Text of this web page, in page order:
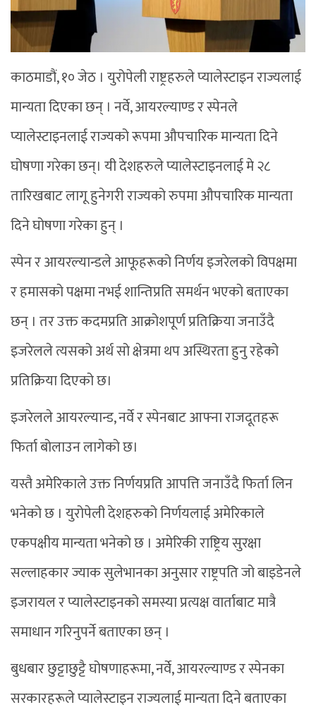
काठमाडौं, १० जेठ । युरोपेली राष्ट्रहरुले प्यालेस्टाइन राज्यलाई
मान्यता दिएका छन् । नर्वे, आयरल्याण्ड र स्पेनले
प्यालेस्टाइनलाई राज्यको रूपमा औपचारिक मान्यता दिने
घोषणा गरेका छन्। यी देशहरुले प्यालेस्टाइनलाई मे २८
तारिखबाट लागू हुनेगरी राज्यको रुपमा औपचारिक मान्यता
दिने घोषणा गरेका हुन् ।
स्पेन र आयरल्यान्डले आफूहरूको निर्णय इजरेलको विपक्षमा
र हमासको पक्षमा नभई शान्तिप्रति समर्थन भएको बताएका
छन् । तर उक्त कदमप्रति आक्रोशपूर्ण प्रतिक्रिया जनाउँदै
इजरेलले त्यसको अर्थ सो क्षेत्रमा थप अस्थिरता हुनु रहेको
प्रतिक्रिया दिएको छ।
इजरेलले आयरल्यान्ड, नर्वे र स्पेनबाट आफ्ना राजदूतहरू
फिर्ता बोलाउन लागेको छ।
यस्तै अमेरिकाले उक्त निर्णयप्रति आपत्ति जनाउँदै फिर्ता लिन
भनेको छ । युरोपेली देशहरुको निर्णयलाई अमेरिकाले
एकपक्षीय मान्यता भनेको छ । अमेरिकी राष्ट्रिय सुरक्षा
सल्लाहकार ज्याक सुलेभानका अनुसार राष्ट्रपति जो बाइडेनले
इजरायल र प्यालेस्टाइनको समस्या प्रत्यक्ष वार्ताबाट मात्रै
समाधान गरिनुपर्ने बताएका छन् ।
बुधबार छुट्टाछुट्टै घोषणाहरूमा, नर्वे, आयरल्याण्ड र स्पेनका
सरकारहरूले प्यालेस्टाइन राज्यलाई मान्यता दिने बताएका